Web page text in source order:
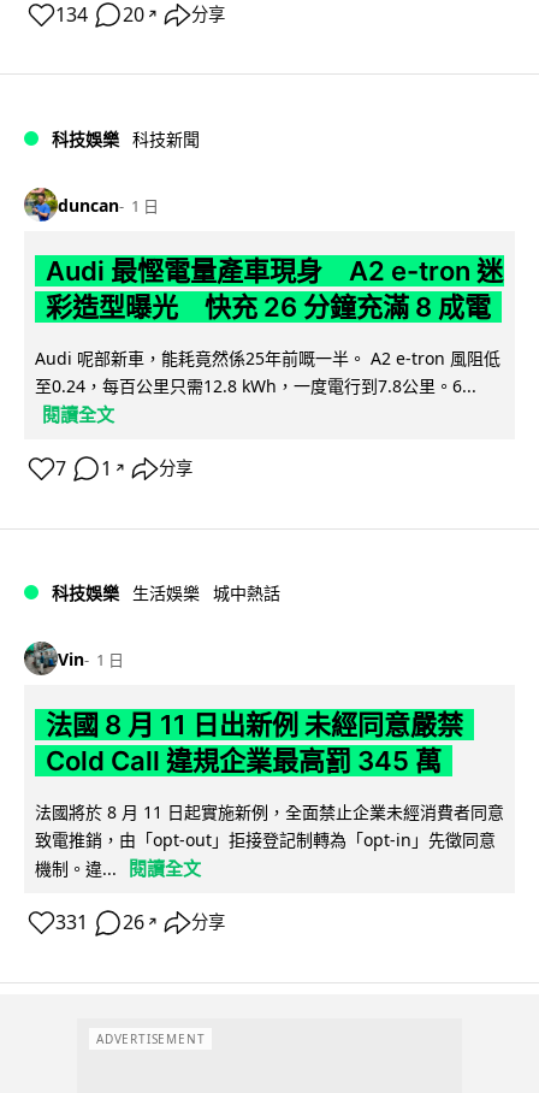
134 20 ↗ 分享
科技娛樂 科技新聞
duncan 1 日
Audi 最慳電量產車現身 A2 e-tron 迷
彩造型曝光 快充 26 分鐘充滿 8 成電
Audi 呢部新車，能耗竟然係25年前嘅一半。 A2 e-tron 風阻低
至0.24，每百公里只需12.8 kWh，一度電行到7.8公里。6...
閱讀全文
7 1 ↗ 分享
科技娛樂 生活娛樂 城中熱話
Vin 1 日
法國 8 月 11 日出新例 未經同意嚴禁
Cold Call 違規企業最高罰 345 萬
法國將於 8 月 11 日起實施新例，全面禁止企業未經消費者同意
致電推銷，由「opt-out」拒接登記制轉為「opt-in」先徵同意
機制。違...
閱讀全文
331 26 ↗ 分享
ADVERTISEMENT